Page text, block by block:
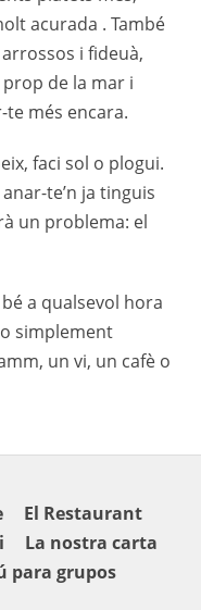
acurada . També
i fideuà,
de la mar i
més encara.
faci sol o plogui.
te’n ja tinguis
un problema: el
a qualsevol hora
simplement
un vi, un cafè o
El Restaurant
La nostra carta
para grupos